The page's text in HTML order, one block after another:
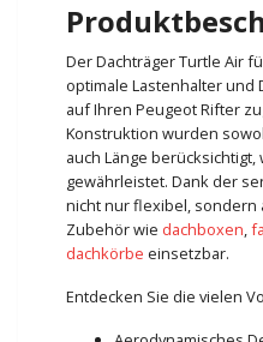
Der Dachträger Turtle Air
optimale Lastenhalter und
auf Ihren Peugeot Rifter
Konstruktion wurden
auch Länge
gewährleistet. Dank der
nicht nur flexibel, sondern
Zubehör wie dachboxen,
dachkörbe einsetzbar.
Entdecken Sie die vielen